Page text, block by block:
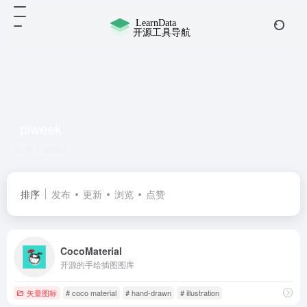
排序 发布 更新 浏览 点赞
CocoMaterial
开源的手绘插图图库
矢量图标 # coco material # hand-drawn # illustration